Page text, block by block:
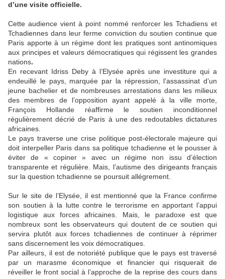
d’une visite officielle.
Cette audience vient à point nommé renforcer les Tchadiens et
Tchadiennes dans leur ferme conviction du soutien continue que
Paris apporte à un régime dont les pratiques sont antinomiques
aux principes et valeurs démocratiques qui régissent les grandes
nations.
En recevant Idriss Deby à l’Elysée après une investiture qui a
endeuillé le pays, marquée par la répression, l’assassinat d’un
jeune bachelier et de nombreuses arrestations dans les milieux
des membres de l’opposition ayant appelé à la ville morte,
François Hollande réaffirme le soutien inconditionnel
régulièrement décrié de Paris à une des redoutables dictatures
africaines.
Le pays traverse une crise politique post-électorale majeure qui
doit interpeller Paris dans sa politique tchadienne et le pousser à
éviter de « copiner » avec un régime non issu d’élection
transparente et régulière. Mais, l’autisme des dirigeants français
sur la question tchadienne se poursuit allégrement.
Sur le site de l’Elysée, il est mentionné que la France confirme
son soutien à la lutte contre le terrorisme en apportant l’appui
logistique aux forces africaines. Mais, le paradoxe est que
nombreux sont les observateurs qui doutent de ce soutien qui
servira plutôt aux forces tchadiennes de continuer à réprimer
sans discernement les voix démocratiques.
Par ailleurs, il est de notoriété publique que le pays est traversé
par un marasme économique et financier qui risquerait de
réveiller le front social à l’approche de la reprise des cours dans